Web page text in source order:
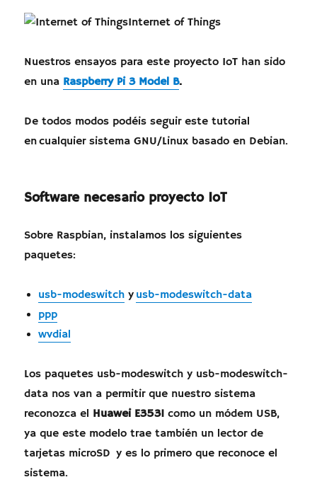
Internet of Things
Nuestros ensayos para este proyecto IoT han sido
en una Raspberry Pi 3 Model B.
De todos modos podéis seguir este tutorial
en cualquier sistema GNU/Linux basado en Debian.
Software necesario proyecto IoT
Sobre Raspbian, instalamos los siguientes
paquetes:
usb-modeswitch y usb-modeswitch-data
ppp
wvdial
Los paquetes usb-modeswitch y usb-modeswitch-
data nos van a permitir que nuestro sistema
reconozca el Huawei E3531 como un módem USB,
ya que este modelo trae también un lector de
tarjetas microSD y es lo primero que reconoce el
sistema.